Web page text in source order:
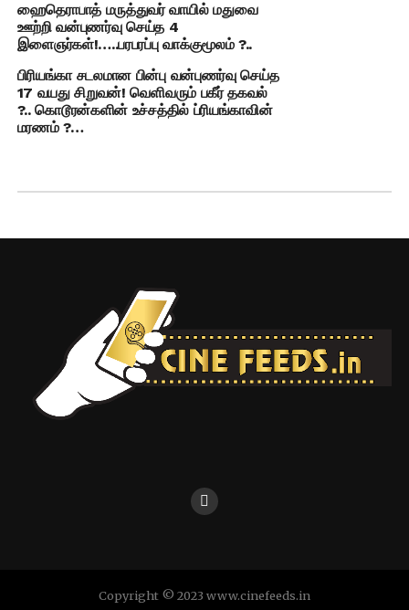
ஹைதெராபாத் மருத்துவர் வாயில் மதுவை
ஊற்றி வன்புணர்வு செய்த 4
இளைஞர்கள்!…..பரபரப்பு வாக்குமூலம் ?..
பிரியங்கா சடலமான பின்பு வன்புணர்வு செய்த
17 வயது சிறுவன்! வெளிவரும் பகீர் தகவல்
?.. கொடூரன்களின் உச்சத்தில் ப்ரியங்காவின்
மரணம் ?…
Copyright © 2023 www.cinefeeds.in